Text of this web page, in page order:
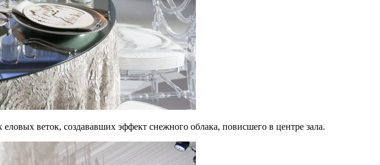
веток, создававших эффект снежного облака, повисшего в центре зала.